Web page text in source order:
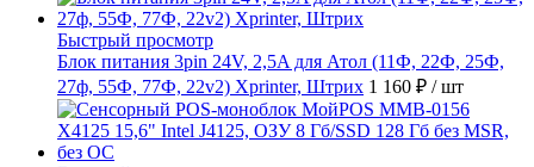
Быстрый просмотр
Блок питания 3pin 24V, 2,5A для Атол (11Ф, 22Ф, 25Ф,
27ф, 55Ф, 77Ф, 22v2) Xprinter, Штрих 1 160 ₽ / шт